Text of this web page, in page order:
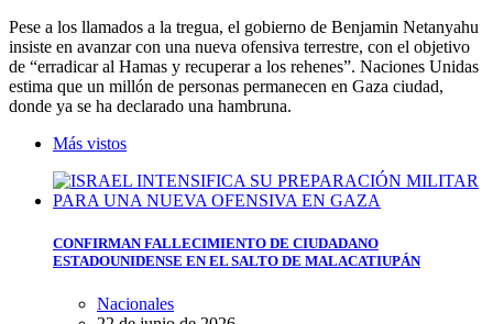
Pese a los llamados a la tregua, el gobierno de Benjamin Netanyahu
insiste en avanzar con una nueva ofensiva terrestre, con el objetivo
de “erradicar al Hamas y recuperar a los rehenes”. Naciones Unidas
estima que un millón de personas permanecen en Gaza ciudad,
donde ya se ha declarado una hambruna.
Más vistos
CONFIRMAN FALLECIMIENTO DE CIUDADANO
ESTADOUNIDENSE EN EL SALTO DE MALACATIUPÁN
Nacionales